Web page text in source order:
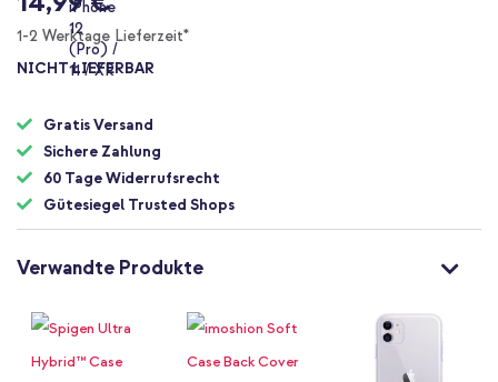
1-2 Werktage Lieferzeit*
NICHT LIEFERBAR
Gratis Versand
Sichere Zahlung
60 Tage Widerrufsrecht
Gütesiegel Trusted Shops
Verwandte Produkte